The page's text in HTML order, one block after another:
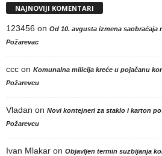
NAJNOVIJI KOMENTARI
123456 on Od 10. avgusta izmena
Požarevac
ccc on Komunalna milicija kreće u pojačanu
Požarevcu
Vladan on Novi kontejneri za staklo i karton
Požarevcu
Ivan Mlakar on Objavljen termin suzbijanja